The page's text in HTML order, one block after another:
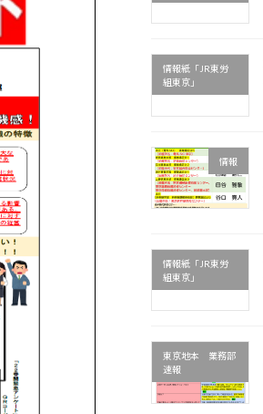
情報紙「JR東労
組東京」
情報
情報紙「JR東労
組東京」
東京地本 業務部
速報